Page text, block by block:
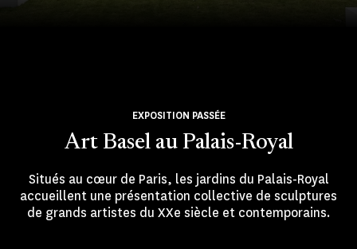
Art Basel au Palais-Royal
EXPOSITION PASSÉE
Situés au cœur de Paris, les jardins du Palais-Royal
accueillent une présentation collective de sculptures
de grands artistes du XXe siècle et contemporains.